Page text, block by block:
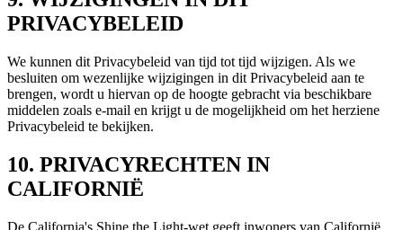
PRIVACYBELEID
We kunnen dit Privacybeleid van tijd tot tijd wijzigen. Als we
besluiten om wezenlijke wijzigingen in dit Privacybeleid aan te
brengen, wordt u hiervan op de hoogte gebracht via beschikbare
middelen zoals e-mail en krijgt u de mogelijkheid om het herziene
Privacybeleid te bekijken.
10. PRIVACYRECHTEN IN
CALIFORNIË
De California's Shine the Light-wet geeft inwoners van Californië